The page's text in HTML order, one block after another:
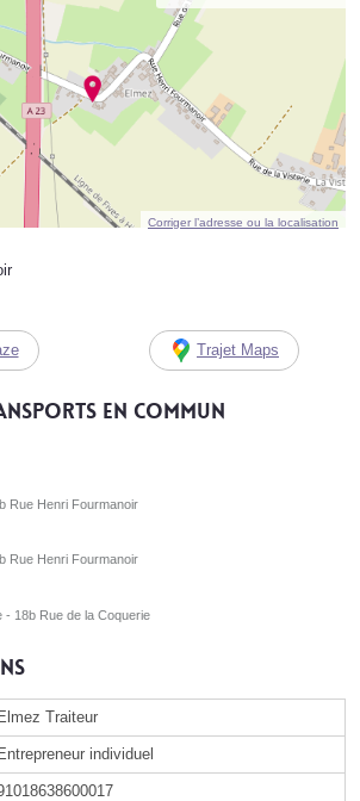
Corriger l’adresse ou la localisation
Trajet Maps
en commun
Rue Henri Fourmanoir
Rue Henri Fourmanoir
- 18b Rue de la Coquerie
Traiteur
individuel